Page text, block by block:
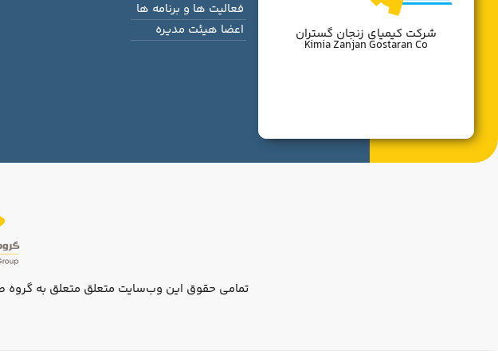
فعالیت ها و برنامه ها
اعضا هیئت مدیره
شرکت کیمیای زنجان گستران
Kimia Zanjan Gostaran Co
تمامی حقوق این وب‌سایت متعلق متعلق به